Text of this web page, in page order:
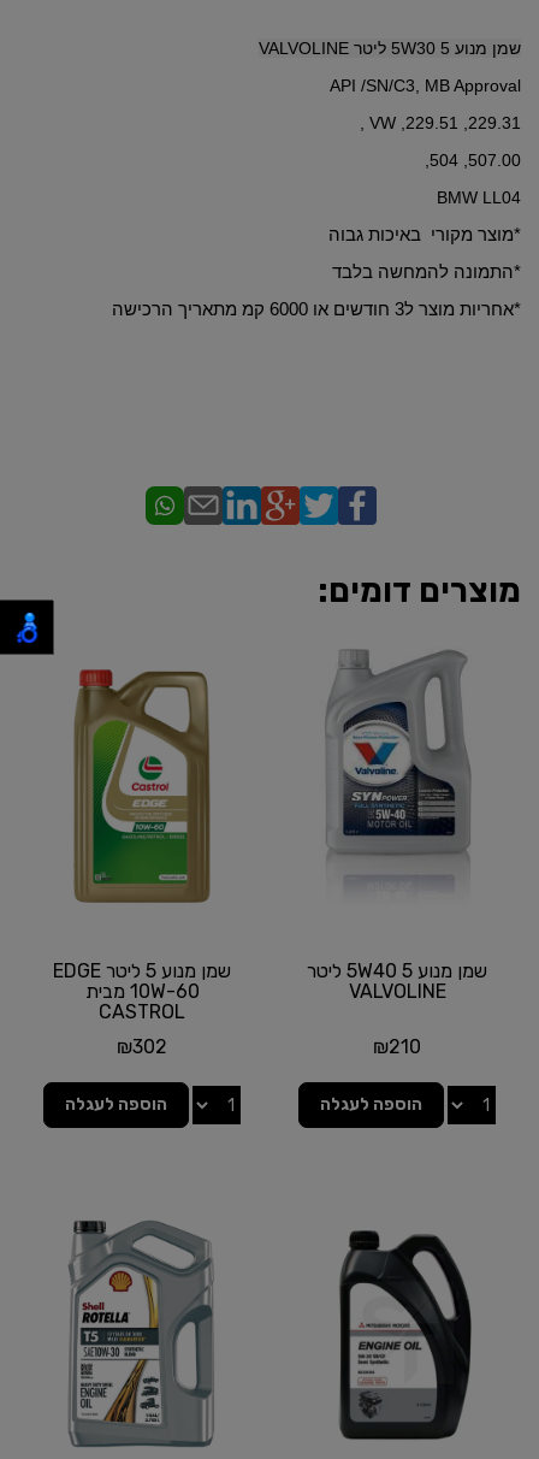
שמן מנוע 5W30 5 ליטר VALVOLINE
API /SN/C3, MB Approval
229.31, 229.51, VW ,
507.00, 504,
BMW LL04
*מוצר מקורי באיכות גבוה
*התמונה להמחשה בלבד
*אחריות מוצר ל3 חודשים או 6000 קמ מתאריך הרכישה
מוצרים דומים:
שמן מנוע 5W40 5 ליטר
VALVOLINE
₪210
הוספה לעגלה
שמן מנוע 5 ליטר EDGE
10W-60 מבית
CASTROL
₪302
הוספה לעגלה